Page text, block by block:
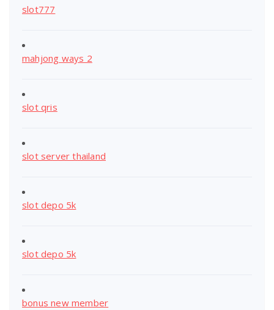
slot777
mahjong ways 2
slot qris
slot server thailand
slot depo 5k
slot depo 5k
bonus new member